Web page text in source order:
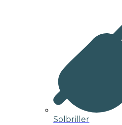
Solbriller